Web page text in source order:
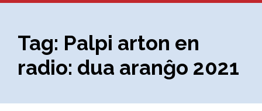
Tag: Palpi arton en
radio: dua aranĝo 2021